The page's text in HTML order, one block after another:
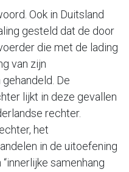
Ook in Duitsland
gesteld dat de door
die met de lading
van zijn
De
lijkt in deze gevallen
rechter.
het
in de uitoefening
samenhang